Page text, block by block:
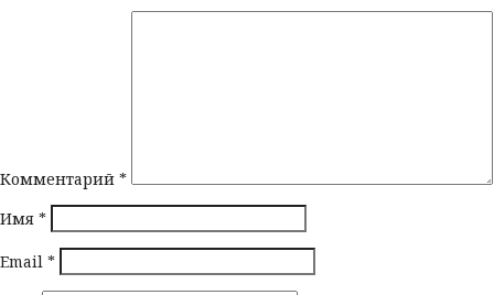
Комментарий *
Имя *
Email *